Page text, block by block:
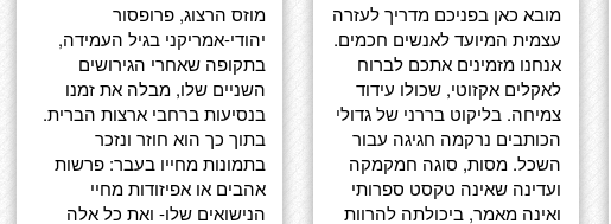
מובא כאן בפניכם מדריך לעזרה
עצמית המיועד לאנשים חכמים.
אנחנו מזמינים אתכם לברוח
לאקלים אקזוטי, שכולו עידוד
צמיחה. בליקוט בררני של גדולי
הכותבים נרקמה חגיגה עבור
השכל. מסות, סוגה חמקמקה
ועדינה שאינה טקסט ספרותי
ואינה מאמר, ביכולתה להרוות
מוזס הרצוג, פרופסור
יהודי-אמריקני בגיל העמידה,
בתקופה שאחרי הגירושים
השניים שלו, מבלה את זמנו
בנסיעות ברחבי ארצות הברית.
בתוך כך הוא חוזר ונזכר
בתמונות מחייו בעבר: פרשות
אהבים או אפיזודות מחיי
הנישואים שלו- ואת כל אלה